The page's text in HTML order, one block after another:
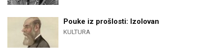
Pouke iz prošlosti: Izolovan
KULTURA